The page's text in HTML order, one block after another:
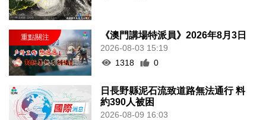
《澳門講場特派員》2026年8月3日
2026-08-03 15:19
1318
0
日長野縣泥石流致道路無法通行 料
約390人被困
2026-08-09 16:03